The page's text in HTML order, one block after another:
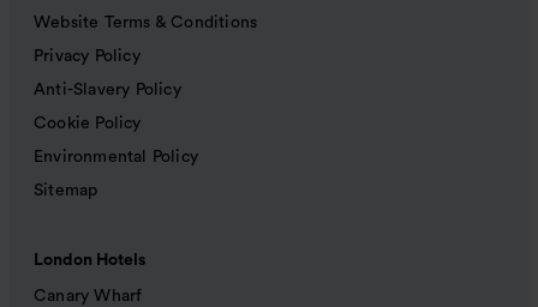
Website Terms & Conditions
Privacy Policy
Anti-Slavery Policy
Cookie Policy
Environmental Policy
Sitemap
London Hotels
Canary Wharf